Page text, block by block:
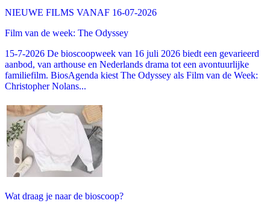
NIEUWE FILMS VANAF 16-07-2026
Film van de week: The Odyssey
15-7-2026 De bioscoopweek van 16 juli 2026 biedt een gevarieerd
aanbod, van arthouse en Nederlands drama tot een avontuurlijke
familiefilm. BiosAgenda kiest The Odyssey als Film van de Week:
Christopher Nolans...
Wat draag je naar de bioscoop?